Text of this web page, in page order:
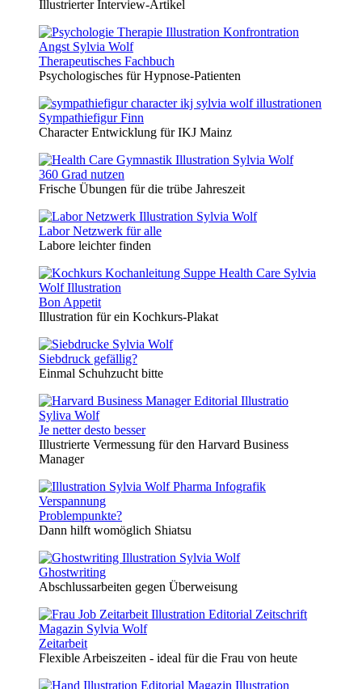
Illustrierter Interview-Artikel
Therapeutisches Fachbuch
Psychologisches für Hypnose-Patienten
Sympathiefigur Finn
Character Entwicklung für IKJ Mainz
360 Grad nutzen
Frische Übungen für die trübe Jahreszeit
Labor Netzwerk für alle
Labore leichter finden
Bon Appetit
Illustration für ein Kochkurs-Plakat
Siebdruck gefällig?
Einmal Schuhzucht bitte
Je netter desto besser
Illustrierte Vermessung für den Harvard Business
Manager
Problempunkte?
Dann hilft womöglich Shiatsu
Ghostwriting
Abschlussarbeiten gegen Überweisung
Zeitarbeit
Flexible Arbeiszeiten - ideal für die Frau von heute